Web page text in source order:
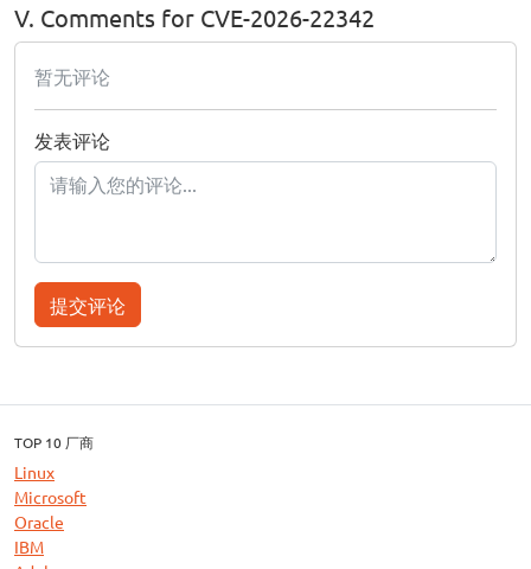
V. Comments for CVE-2026-22342
暂无评论
发表评论
提交评论
TOP 10 厂商
Linux
Microsoft
Oracle
IBM